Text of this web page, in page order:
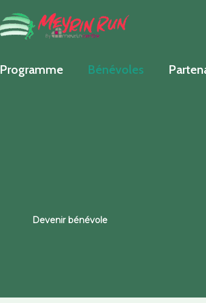
Programme Bénévoles
Devenir bénévole​